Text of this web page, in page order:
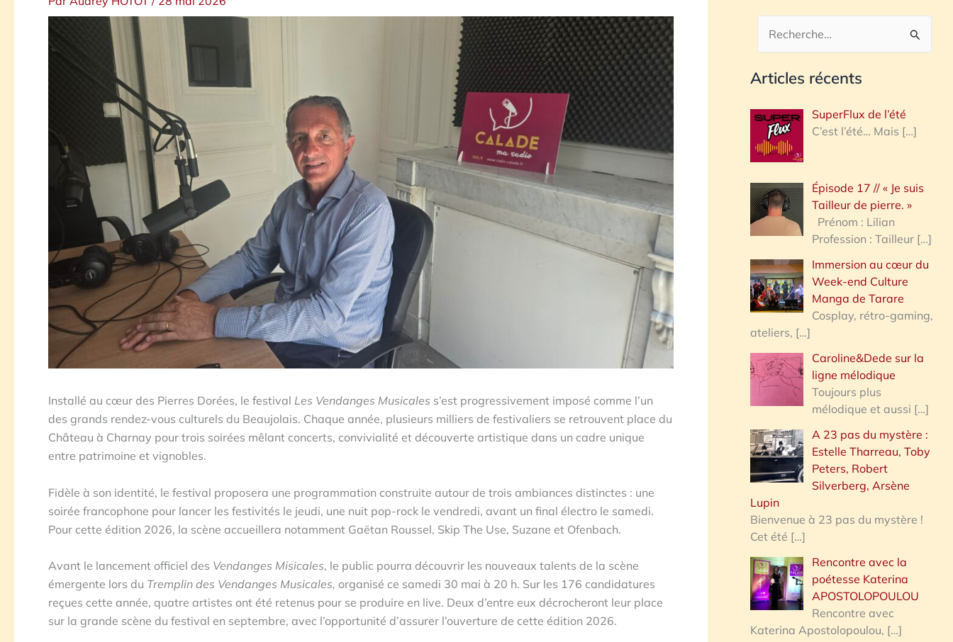
Installé au cœur des Pierres Dorées, le festival Les Vendanges Musicales s’est progressivement imposé comme l’un
des grands rendez-vous culturels du Beaujolais. Chaque année, plusieurs milliers de festivaliers se retrouvent place du
Château à Charnay pour trois soirées mêlant concerts, convivialité et découverte artistique dans un cadre unique
entre patrimoine et vignobles.
Fidèle à son identité, le festival proposera une programmation construite autour de trois ambiances distinctes : une
soirée francophone pour lancer les festivités le jeudi, une nuit pop-rock le vendredi, avant un final électro le samedi.
Pour cette édition 2026, la scène accueillera notamment Gaëtan Roussel, Skip The Use, Suzane et Ofenbach.
Avant le lancement officiel des Vendanges Misicales, le public pourra découvrir les nouveaux talents de la scène
émergente lors du Tremplin des Vendanges Musicales, organisé ce samedi 30 mai à 20 h. Sur les 176 candidatures
reçues cette année, quatre artistes ont été retenus pour se produire en live. Deux d’entre eux décrocheront leur place
sur la grande scène du festival en septembre, avec l’opportunité d’assurer l’ouverture de cette édition 2026.
c
h
r
h
e
:
Articles récents
SuperFlux de l’été
C’est l’été… Mais […]
Épisode 17 // « Je suis
Tailleur de pierre. »
Prénom : Lilian
Profession : Tailleur […]
Immersion au cœur du
Week-end Culture
Manga de Tarare
Cosplay, rétro-gaming,
ateliers, […]
Caroline&Dede sur la
ligne mélodique
Toujours plus
mélodique et aussi […]
A 23 pas du mystère :
Estelle Tharreau, Toby
Peters, Robert
Silverberg, Arsène
Lupin
Bienvenue à 23 pas du mystère !
Cet été […]
Rencontre avec la
poétesse Katerina
APOSTOLOPOULOU
Rencontre avec
Katerina Apostolopoulou, […]